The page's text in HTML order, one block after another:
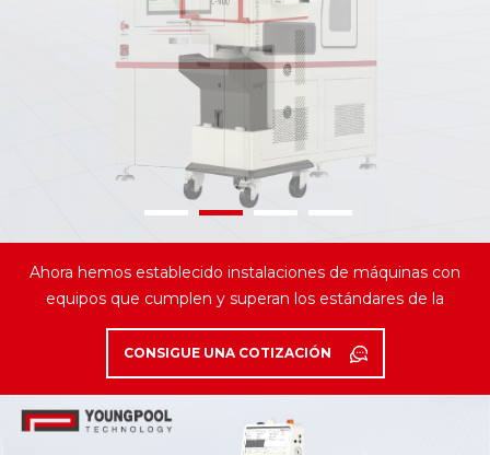
Ahora hemos establecido instalaciones de máquinas con
equipos que cumplen y superan los estándares de la
industria y que atienden a los clientes más distinguidos.
CONSIGUE UNA COTIZACIÓN